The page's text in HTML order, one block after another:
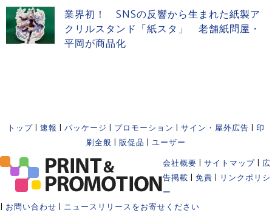
業界初！ SNSの反響から生まれた紙製ア
クリルスタンド「紙スタ」 老舗紙問屋・
平岡が商品化
トップ 速報 パッケージ プロモーション サイン・屋外広告
印
刷全般
販促品 ユーザー
会社概要 サイトマップ
広
告掲載
免責
リンクポリシ
ー
お問い合わせ ニュースリリースをお寄せください